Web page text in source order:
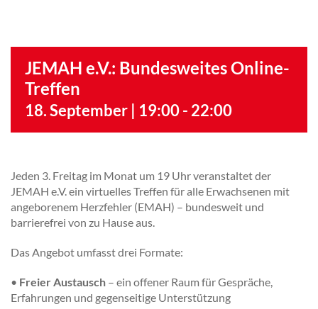
JEMAH e.V.: Bundesweites Online-
Treffen
18. September | 19:00- 22:00
Jeden 3. Freitag im Monat um 19 Uhr veranstaltet der
JEMAH e.V. ein virtuelles Treffen für alle Erwachsenen mit
angeborenem Herzfehler (EMAH) – bundesweit und
barrierefrei von zu Hause aus.
Das Angebot umfasst drei Formate:
• Freier Austausch – ein offener Raum für Gespräche,
Erfahrungen und gegenseitige Unterstützung